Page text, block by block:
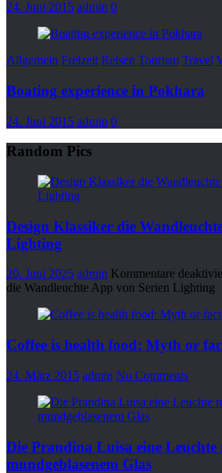
24. Juni 2015 admin 0
Allgemein Freizeit Reisen Tourism Travel
Boating experience in Pokhara
24. Juni 2015 admin 0
Random Pics
Design Klassiker die
Lighting
20. Juni 2025 admin Kommentare
die Wandleuchte App von Serien Lighting
Coffee is health food: Myth or
24. März 2015 admin No Comments
Die Prandina Luisa eine Leuchte
mundgeblasenem Glas